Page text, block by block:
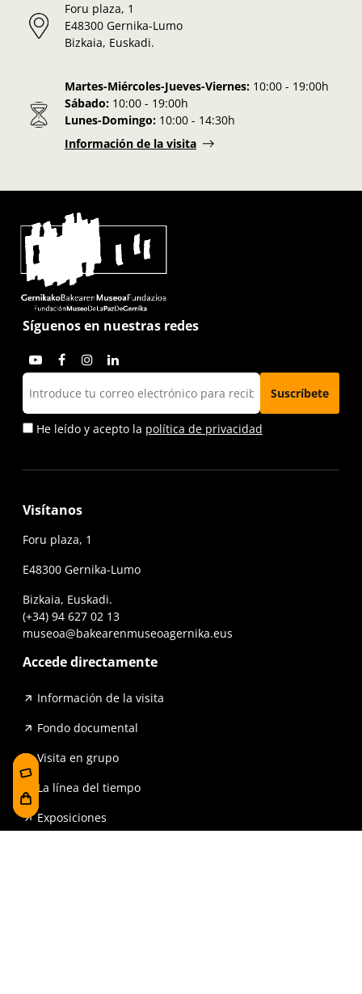
Foru plaza, 1
E48300 Gernika-Lumo
Bizkaia, Euskadi.
Martes-Miércoles-Jueves-Viernes: 10:00 - 19:00h
Sábado: 10:00 - 19:00h
Lunes-Domingo: 10:00 - 14:30h
Información de la visita
Síguenos en nuestras redes
He leído y acepto la política de privacidad
Visítanos
Foru plaza, 1
E48300 Gernika-Lumo
Bizkaia, Euskadi.
(+34) 94 627 02 13
museoa@bakearenmuseoagernika.eus
Accede directamente
Información de la visita
Fondo documental
Visita en grupo
La línea del tiempo
Exposiciones